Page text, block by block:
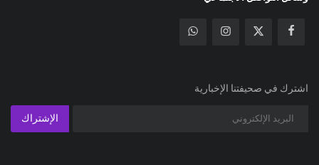
اشترك في صحيفتنا الإخبارية
الإشتراك